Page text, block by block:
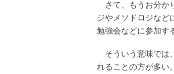
さて、もうお分か
ジやメソドロジなど
勉強会などに参加す
そういう意味では
れることの方が多い